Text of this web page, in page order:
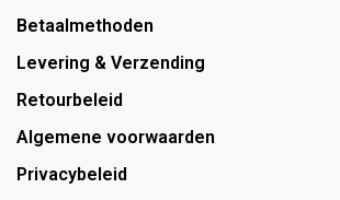
Betaalmethoden
Levering & Verzending
Retourbeleid
Algemene voorwaarden
Privacybeleid